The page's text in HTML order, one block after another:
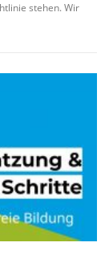
stehen. Wir